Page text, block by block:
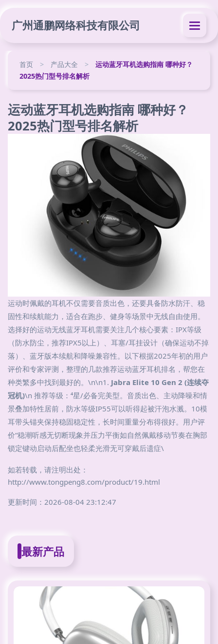
广州通鹏网络科技有限公司
首页 > 产品大全 >
运动蓝牙耳机选购指南 哪种好？
2025热门型号排名解析
运动蓝牙耳机选购指南 哪种好？
2025热门型号排名解析
运动时佩戴的耳机不仅需要音质出色，还要具备防水防汗、稳
固性和续航能力，适合在跑步、健身等场景中无线自由使用。
选择好的运动无线蓝牙耳机需要关注几个核心要素：IPX等级
（防水防尘，推荐IPX5以上）、耳塞/耳挂设计（确保运动不掉
落）、蓝牙版本续航和降噪兼容性。以下根据2025年初的用户
评价和专家评测，整理的几款推荐运动蓝牙耳机排名，帮您在
种类繁多中找到最好的。\n\n1. Jabra Elite 10 Gen 2 (连续夺
冠机)\n 推荐等级：⁴星/必备完美型。音质出色、主动降噪和情
景叠加特性居前，防水等级IP55可以听得起被汗泡水溅。10模
耳带头锚夹保持稳固稳定性，长时间重量分布得很好。用户评
价“稳潮听感无切断现象并压力平衡如自然佩戴移动节奏在胸部
锁定键动启动后配坐也轻柔光滑无可穿戴后遗症\
如若转载，请注明出处：
http://www.tongpeng8.com/product/19.html
更新时间：2026-08-04 23:12:47
最新产品